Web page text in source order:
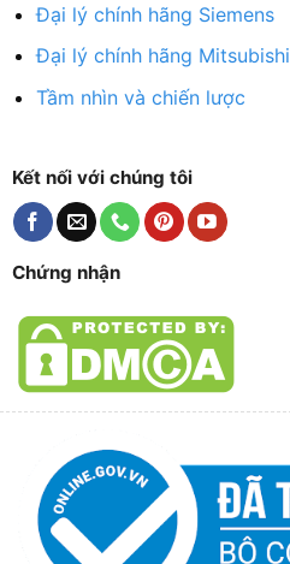
Đại lý chính hãng Siemens
Đại lý chính hãng Mitsubishi
Tầm nhìn và chiến lược
Kết nối với chúng tôi
Chứng nhận